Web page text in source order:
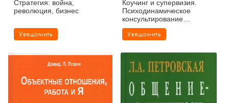
Стратегия: война,
революция, бизнес
Уведомить
Коучинг и супервизия.
Психодинамическое
консультирование
руководителей
Уведомить